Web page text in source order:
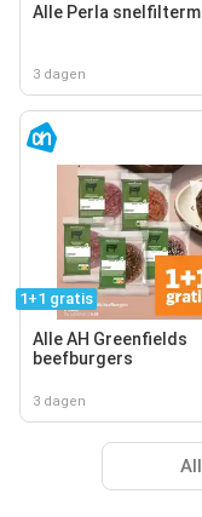
Alle Perla
3 dagen
1+1 gratis
Alle AH Greenfields
beefburgers
3 dagen